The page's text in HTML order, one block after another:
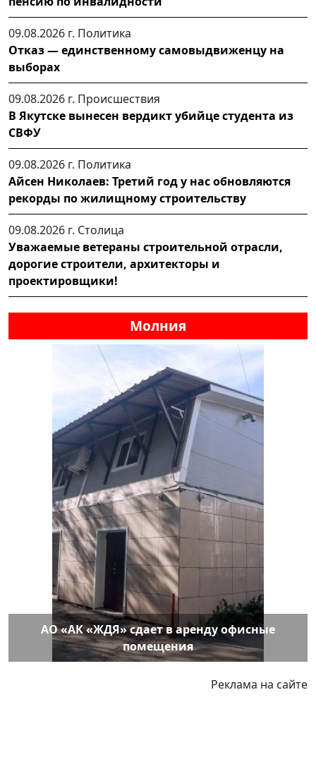
09.08.2026 г. Политика
Отказ — единственному самовыдвиженцу на
выборах
09.08.2026 г. Происшествия
В Якутске вынесен вердикт убийце студента из
СВФУ
09.08.2026 г. Политика
Айсен Николаев: Третий год у нас обновляются
рекорды по жилищному строительству
09.08.2026 г. Столица
Уважаемые ветераны строительной отрасли,
дорогие строители, архитекторы и
проектировщики!
Молния
АО «АК «ЖДЯ» сдает в аренду офисные
помещения
Реклама на сайте